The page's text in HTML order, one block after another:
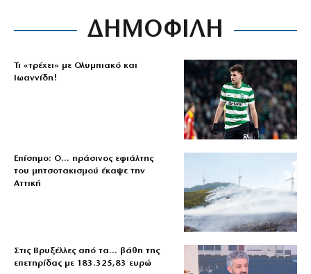
ΔΗΜΟΦΙΛΗ
Τι «τρέχει» με Ολυμπιακό και
Ιωαννίδη!
Επίσημο: Ο… πράσινος εφιάλτης
του μητσοτακισμού έκαψε την
Αττική
Στις Βρυξέλλες από τα… βάθη της
επετηρίδας με 183.325,83 ευρώ